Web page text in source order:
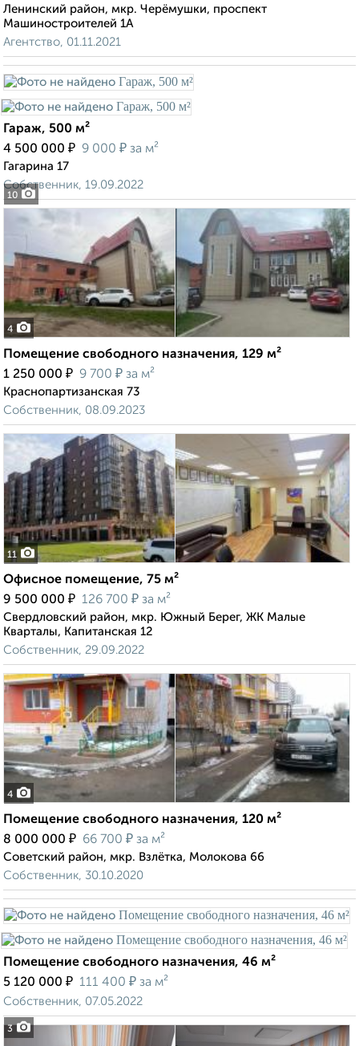
Ленинский район, мкр. Черёмушки, проспект
Машиностроителей 1А
Агентство, 01.11.2021
10
Гараж, 500 м²
4 500 000 ₽ 9 000 ₽ за м²
Гагарина 17
Собственник, 19.09.2022
4
Помещение свободного назначения, 129 м²
1 250 000 ₽ 9 700 ₽ за м²
Краснопартизанская 73
Собственник, 08.09.2023
11
Офисное помещение, 75 м²
9 500 000 ₽ 126 700 ₽ за м²
Свердловский район, мкр. Южный Берег, ЖК Малые
Кварталы, Капитанская 12
Собственник, 29.09.2022
4
Помещение свободного назначения, 120 м²
8 000 000 ₽ 66 700 ₽ за м²
Советский район, мкр. Взлётка, Молокова 66
Собственник, 30.10.2020
3
Помещение свободного назначения, 46 м²
5 120 000 ₽ 111 400 ₽ за м²
Собственник, 07.05.2022